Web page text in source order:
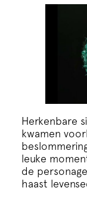
Herkenbare
kwamen
leuke
de
haast